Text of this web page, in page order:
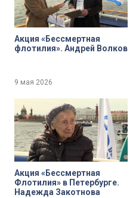
Акция «Бессмертная
флотилия». Андрей Волков
9 мая 2026
Акция «Бессмертная
Флотилия» в Петербурге.
Надежда Закотнова